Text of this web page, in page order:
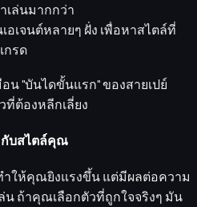
เล่นมากกว่า
อเจนต์หลายๆ ฝั่ง เพื่อหาสไตล์ที่
กรด
อน "บันไดขั้นแรก" ของสายเปย์
ที่ต้องหลีกเลี่ยง
กับสไตล์คุณ
ำให้คุณยิงแรงขึ้น แต่มีผลต่อความ
น ถ้าคุณเลือกตัวที่ถูกใจจริงๆ มัน